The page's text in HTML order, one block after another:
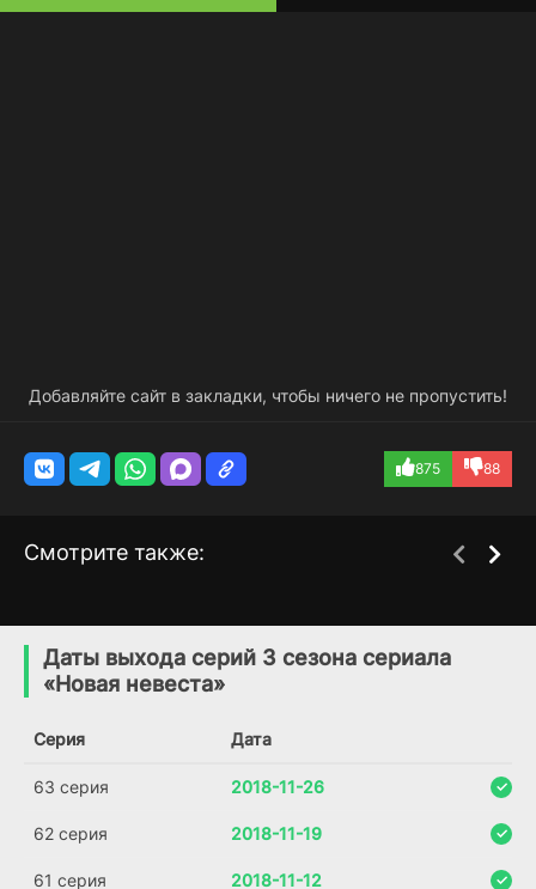
Добавляйте сайт в закладки, чтобы ничего не пропустить!
875 88
Смотрите также:
7.7 8.3
Даты выхода серий 3 сезона сериала
«Новая невеста»
Серия Дата
63 серия 2018-11-26
62 серия 2018-11-19
61 серия 2018-11-12